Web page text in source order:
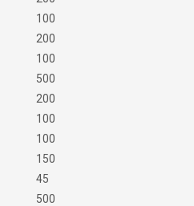
100
200
100
500
200
100
100
150
45
500